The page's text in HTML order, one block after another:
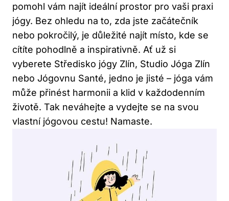
pomohl vám najít ​ideální prostor pro vaši praxi
jógy. Bez ohledu na to, ‍zda ⁢jste začátečník
nebo pokročilý, je důležité najít ​místo, kde se‌
cítíte pohodlně a ​inspirativně. Ať už si
vyberete Středisko jógy‌ Zlín,⁢ Studio Jóga Zlín
nebo Jógovnu Santé, jedno ‌je ⁤jisté – jóga⁣ vám
může přinést harmonii‍ a klid v každodenním
‌životě.⁤ Tak neváhejte a vydejte se na‍ svou
vlastní jógovou cestu!⁣ Namaste.